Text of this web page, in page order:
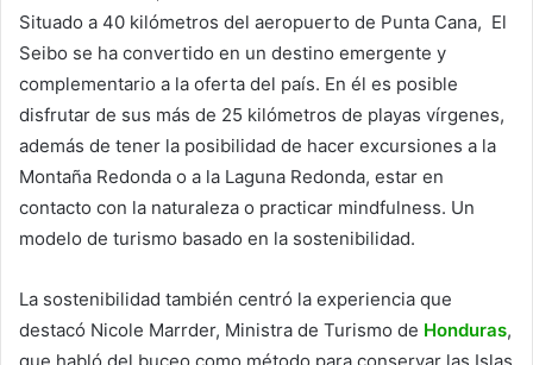
Situado a 40 kilómetros del aeropuerto de Punta Cana, El
Seibo se ha convertido en un destino emergente y
complementario a la oferta del país. En él es posible
disfrutar de sus más de 25 kilómetros de playas vírgenes,
además de tener la posibilidad de hacer excursiones a la
Montaña Redonda o a la Laguna Redonda, estar en
contacto con la naturaleza o practicar mindfulness. Un
modelo de turismo basado en la sostenibilidad.
La sostenibilidad también centró la experiencia que
destacó Nicole Marrder, Ministra de Turismo de Honduras,